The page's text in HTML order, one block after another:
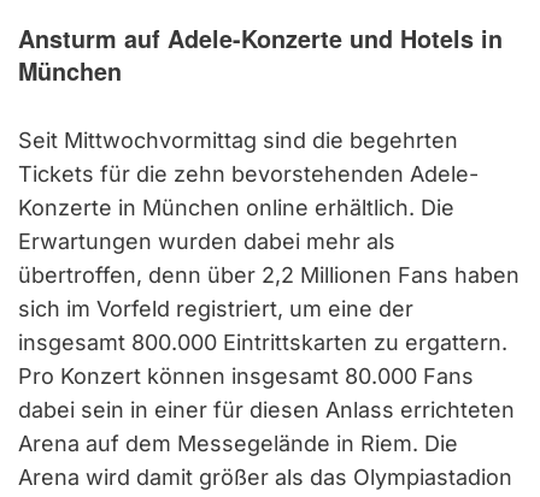
Ansturm auf Adele-Konzerte und Hotels in
München
Seit Mittwochvormittag sind die begehrten
Tickets für die zehn bevorstehenden Adele-
Konzerte in München online erhältlich. Die
Erwartungen wurden dabei mehr als
übertroffen, denn über 2,2 Millionen Fans haben
sich im Vorfeld registriert, um eine der
insgesamt 800.000 Eintrittskarten zu ergattern.
Pro Konzert können insgesamt 80.000 Fans
dabei sein in einer für diesen Anlass errichteten
Arena auf dem Messegelände in Riem. Die
Arena wird damit größer als das Olympiastadion